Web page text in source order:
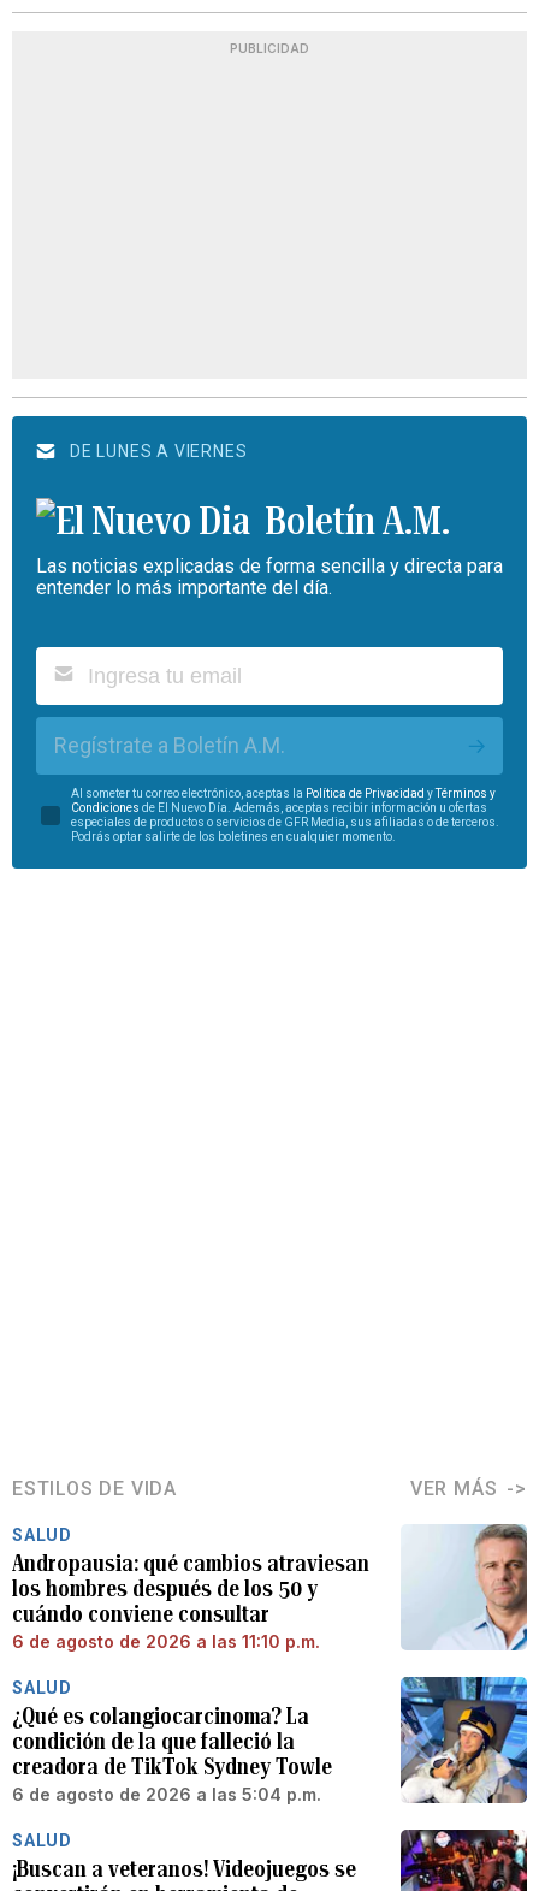
PUBLICIDAD
DE LUNES A VIERNES
Boletín A.M.
Las noticias explicadas de forma sencilla y directa para
entender lo más importante del día.
Regístrate a Boletín A.M.
Al someter tu correo electrónico, aceptas la Política de Privacidad yTérminos y
Condiciones de El Nuevo Día. Además, aceptas recibir información u ofertas
especiales de productos o servicios de GFR Media, sus afiliadas o de terceros.
Podrás optar salirte de los boletines en cualquier momento.
ESTILOS DE VIDA VER MÁS
SALUD
Andropausia: qué cambios atraviesan
los hombres después de los 50 y
cuándo conviene consultar
6 de agosto de 2026 a las 11:10 p.m.
SALUD
¿Qué es colangiocarcinoma? La
condición de la que falleció la
creadora de TikTok Sydney Towle
6 de agosto de 2026 a las 5:04 p.m.
SALUD
¡Buscan a veteranos! Videojuegos se